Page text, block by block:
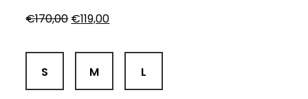
€170,00 Oorspronkelijke
was:
€170,00.
€119,00Huidige
is:
€119,00.
S M L